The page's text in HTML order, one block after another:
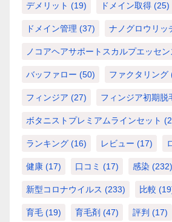
デメリット (19) ドメイン取得 (25)
ドメイン管理 (37) ナノグロウリッ
ノコアヘアサポートスカルプエッセン
バッファロー (50) ファクタリング
フィンジア (27) フィンジア初期脱
ボタニストプレミアムラインセット
ランキング (16) レビュー (17)
健康 (17) 口コミ (17) 感染 (232)
新型コロナウイルス (233) 比較
育毛 (19) 育毛剤 (47) 評判 (17)